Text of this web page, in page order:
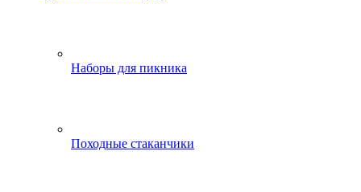
Наборы для пикника
Походные стаканчики